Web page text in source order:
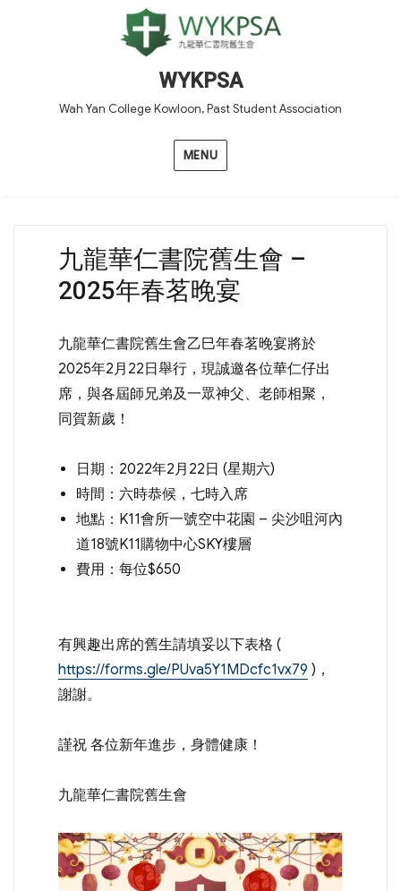
WYKPSA
Wah Yan College Kowloon, Past Student Association
MENU
九龍華仁書院舊生會 –
2025年春茗晚宴
九龍華仁書院舊生會乙巳年春茗晚宴將於
2025年2月22日舉行，現誠邀各位華仁仔出
席，與各屆師兄弟及一眾神父、老師相聚，
同賀新歲！
日期：2022年2月22日 (星期六)
時間：六時恭候，七時入席
地點：K11會所一號空中花園 – 尖沙咀河內
道18號K11購物中心SKY樓層
費用：每位$650
有興趣出席的舊生請填妥以下表格 (
https://forms.gle/PUva5Y1MDcfc1vx79 )，
謝謝。
謹祝 各位新年進步，身體健康！
九龍華仁書院舊生會